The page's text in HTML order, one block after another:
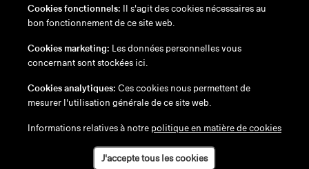
en/nl/fr/de
Exonération de responsabilité
Politique en matière de cookies
Cookies fonctionnels: Il s'agit des cookies nécessaires au
bon fonctionnement de ce site web.
Cookies marketing: Les données personnelles vous
concernant sont stockées ici.
Cookies analytiques: Ces cookies nous permettent de
mesurer l'utilisation générale de ce site web.
Informations relatives à notre politique en matière de cookies
J'accepte tous les cookies